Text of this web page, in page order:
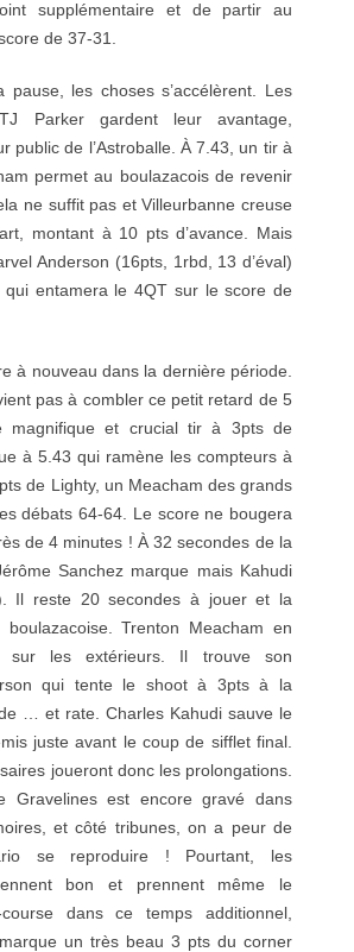
supplémentaire et de partir au
de 37-31.
les choses s’accélèrent. Les
Parker gardent leur avantage,
public de l’Astroballe. À 7.43, un tir à
permet au boulazacois de revenir
ne suffit pas et Villeurbanne creuse
montant à 10 pts d’avance. Mais
Anderson (16pts, 1rbd, 13 d’éval)
qui entamera le 4QT sur le score de
à nouveau dans la dernière période.
pas à combler ce petit retard de 5
magnifique et crucial tir à 3pts de
à 5.43 qui ramène les compteurs à
de Lighty, un Meacham des grands
débats 64-64. Le score ne bougera
de 4 minutes ! À 32 secondes de la
Sanchez marque mais Kahudi
Il reste 20 secondes à jouer et la
boulazacoise. Trenton Meacham en
sur les extérieurs. Il trouve son
qui tente le shoot à 3pts à la
… et rate. Charles Kahudi sauve le
juste avant le coup de sifflet final.
joueront donc les prolongations.
Gravelines est encore gravé dans
et côté tribunes, on a peur de
se reproduire ! Pourtant, les
bon et prennent même le
dans ce temps additionnel,
un très beau 3 pts du corner